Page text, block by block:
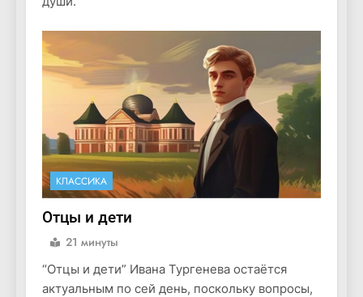
КЛАССИКА
Отцы и дети
21 минуты
“Отцы и дети” Ивана Тургенева остаётся
актуальным по сей день, поскольку вопросы,